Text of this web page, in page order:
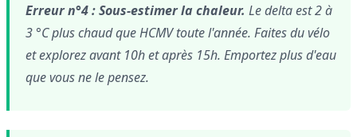
Erreur n°4 : Sous-estimer la chaleur. Le delta est 2 à
3 °C plus chaud que HCMV toute l'année. Faites du vélo
et explorez avant 10h et après 15h. Emportez plus d'eau
que vous ne le pensez.